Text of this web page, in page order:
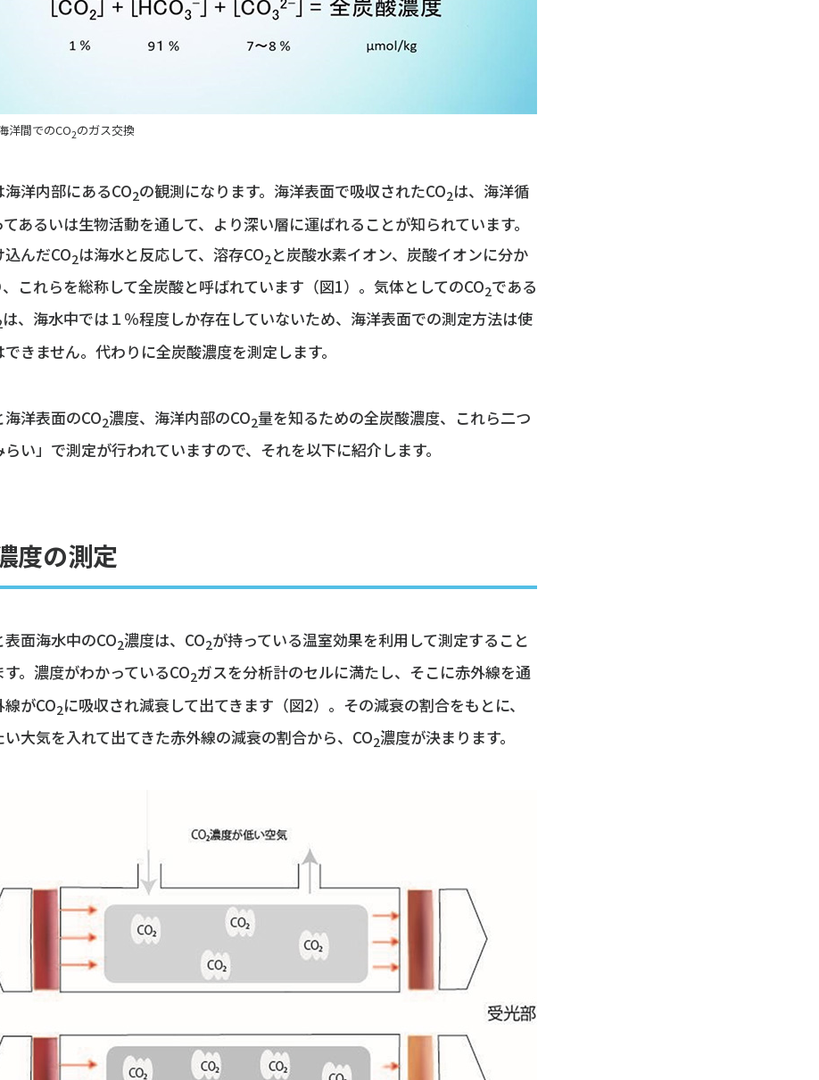
洋間でのCO2のガス交換
洋内部にあるCO2の観測になります。海洋表面で吸収されたCO2は、海洋循
あるいは生物活動を通して、より深い層に運ばれることが知られています。
んだCO2は海水と反応して、溶存CO2と炭酸水素イオン、炭酸イオンに分か
、これらを総称して全炭酸と呼ばれています（図1）。気体としてのCO2である
は、海水中では１％程度しか存在していないため、海洋表面での測定方法は使
きません。代わりに全炭酸濃度を測定します。
洋表面のCO2濃度、海洋内部のCO2量を知るための全炭酸濃度、これら二つ
らい」で測定が行われていますので、それを以下に紹介します。
度の測定
面海水中のCO2濃度は、CO2が持っている温室効果を利用して測定すること
。濃度がわかっているCO2ガスを分析計のセルに満たし、そこに赤外線を通
がCO2に吸収され減衰して出てきます（図2）。その減衰の割合をもとに、
大気を入れて出てきた赤外線の減衰の割合から、CO2濃度が決まります。